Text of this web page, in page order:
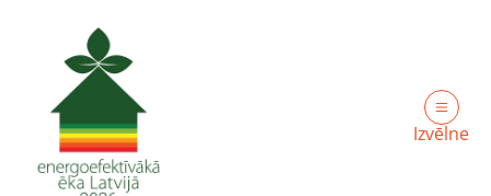
Izvēlne